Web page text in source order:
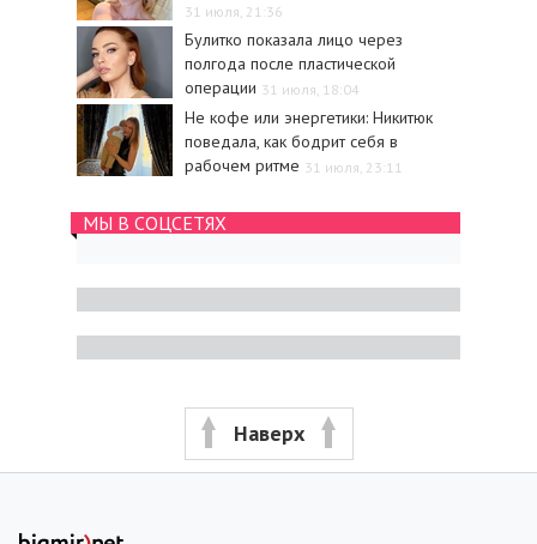
31 июля, 21:36
Булитко показала лицо через
полгода после пластической
операции 31 июля, 18:04
Не кофе или энергетики: Никитюк
поведала, как бодрит себя в
рабочем ритме 31 июля, 23:11
МЫ В СОЦСЕТЯХ
Наверх